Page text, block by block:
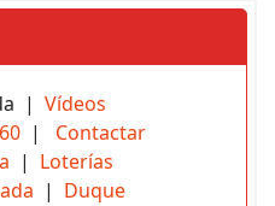
| Vídeos
| Contactar
| Loterías
| Duque